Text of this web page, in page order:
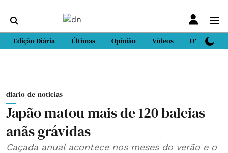
Edição Diária Últimas Opinião Vídeos DN Sport
diario-de-noticias
Japão matou mais de 120 baleias-
anãs grávidas
Caçada anual acontece nos meses do verão e o